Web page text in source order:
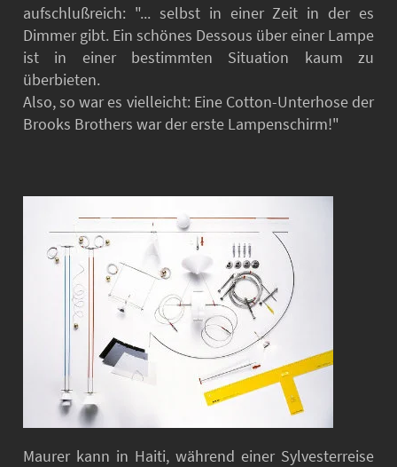
aufschlußreich: "... selbst in einer Zeit in der es
Dimmer gibt. Ein schönes Dessous über einer Lampe
ist in einer bestimmten Situation kaum zu
überbieten.
Also, so war es vielleicht: Eine Cotton-Unterhose der
Brooks Brothers war der erste Lampenschirm!"
Maurer kann in Haiti, während einer Sylvesterreise